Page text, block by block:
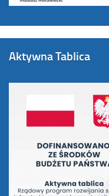
Aktywna Tablica